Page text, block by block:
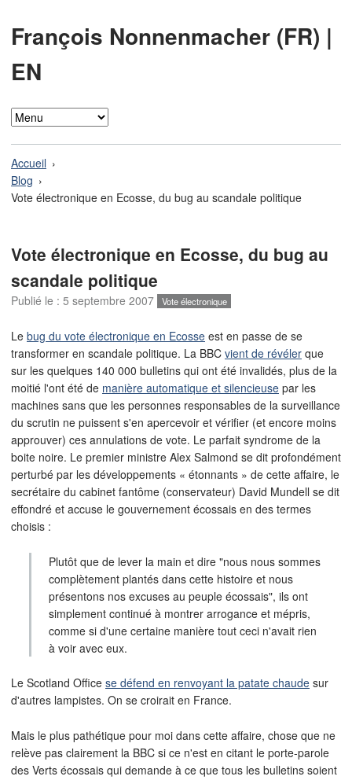
François Nonnenmacher (FR) |
EN
Accueil
Blog
Vote électronique en Ecosse, du bug au scandale politique
Vote électronique en Ecosse, du bug au
scandale politique
Publié le : 5 septembre 2007 Vote électronique
Le bug du vote électronique en Ecosse est en passe de se
transformer en scandale politique. La BBC vient de révéler que
sur les quelques 140 000 bulletins qui ont été invalidés, plus de la
moitié l'ont été de manière automatique et silencieuse par les
machines sans que les personnes responsables de la surveillance
du scrutin ne puissent s'en apercevoir et vérifier (et encore moins
approuver) ces annulations de vote. Le parfait syndrome de la
boite noire. Le premier ministre Alex Salmond se dit profondément
perturbé par les développements « étonnants » de cette affaire, le
secrétaire du cabinet fantôme (conservateur) David Mundell se dit
effondré et accuse le gouvernement écossais en des termes
choisis :
Plutôt que de lever la main et dire "nous nous sommes
complètement plantés dans cette histoire et nous
présentons nos excuses au peuple écossais", ils ont
simplement continué à montrer arrogance et mépris,
comme si d'une certaine manière tout ceci n'avait rien
à voir avec eux.
Le Scotland Office se défend en renvoyant la patate chaude sur
d'autres lampistes. On se croirait en France.
Mais le plus pathétique pour moi dans cette affaire, chose que ne
relève pas clairement la BBC si ce n'est en citant le porte-parole
des Verts écossais qui demande à ce que tous les bulletins soient